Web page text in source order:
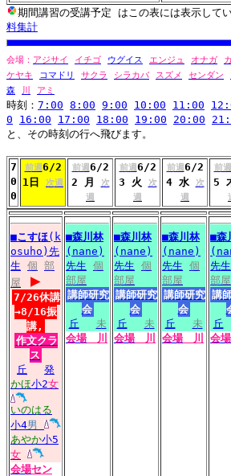
期間講習の受講予定 はこの表には表示し
料集計
会場： アジサイ イチゴ ウグイス エンジュ オナガ
ケヤキ
コマドリ サクラ シラカバ スズメ センダン
森
川 アミ
時刻： 7:00 8:00 9:00 10:00 11:00
0
16:00 17:00 18:00 19:00 20:00
と、その時刻の行へ飛びます。
7
0
0
前週6/2
1日 次週
前週6/2
2 月
次
週
前週6/2
3 火
次
週
前週6/2
4 水
次
週
前週
5
■こすほ (k
osuho)先
生 個 部
屋
▶
7/26休講
→8/16振
講,
作文クラ
ス
丘
発
かほ小2女
いのはる
小4男
あやか小5
女
会場セン
■森川林
(nane)
先生 個
部屋
講師研究
会
丘
未
会場川
■森川林
(nane)
先生 個
部屋
講師研究
会
丘
未
会場川
■森川林
(nane)
先生 個
部屋
講師研究
会
丘
未
会場川
■森
先生
部屋
講
丘
会場